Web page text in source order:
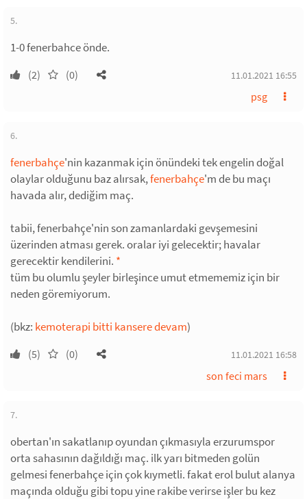
5.
1-0 fenerbahce önde.
(2) (0) 11.01.2021 16:55
psg
6.
fenerbahçe'nin kazanmak için önündeki tek engelin doğal
olaylar olduğunu baz alırsak,fenerbahçe'm de bu maçı
havada alır, dediğim maç.
tabii, fenerbahçe'nin son zamanlardaki gevşemesini
üzerinden atması gerek. oralar iyi gelecektir; havalar
gerecektir kendilerini. *
tüm bu olumlu şeyler birleşince umut etmememiz için bir
neden göremiyorum.
(bkz: kemoterapi bitti kansere devam)
(5) (0) 11.01.2021 16:58
son feci mars
7.
obertan'ın sakatlanıp oyundan çıkmasıyla erzurumspor
orta sahasının dağıldığı maç. ilk yarı bitmeden golün
gelmesi fenerbahçe için çok kıymetli. fakat erol bulut alanya
maçında olduğu gibi topu yine rakibe verirse işler bu kez